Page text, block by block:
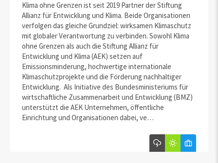
Klima ohne Grenzen ist seit 2019 Partner der Stiftung
Allianz für Entwicklung und Klima. Beide Organisationen
verfolgen das gleiche Grundziel: wirksamen Klimaschutz
mit globaler Verantwortung zu verbinden. Sowohl Klima
ohne Grenzen als auch die Stiftung Allianz für
Entwicklung und Klima (AEK) setzen auf
Emissionsminderung, hochwertige internationale
Klimaschutzprojekte und die Förderung nachhaltiger
Entwicklung. Als Initiative des Bundesministeriums für
wirtschaftliche Zusammenarbeit und Entwicklung (BMZ)
unterstützt die AEK Unternehmen, öffentliche
Einrichtung und Organisationen dabei, ve…